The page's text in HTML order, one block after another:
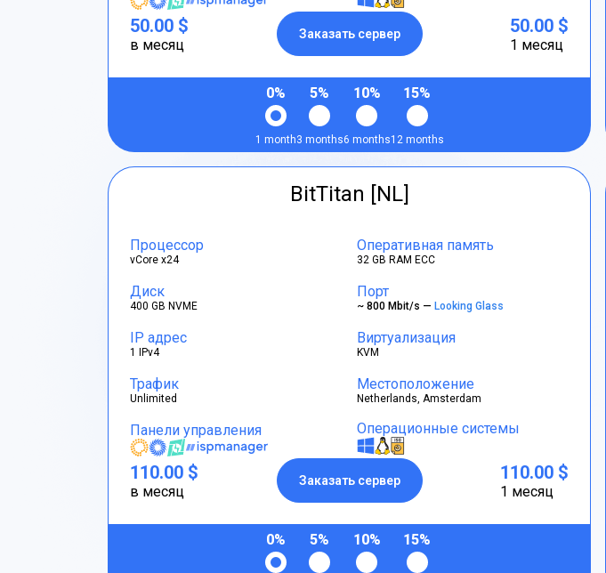
50.00 $
в месяц
Заказать сервер 50.00 $
1 месяц
0%
1 month
5%
3 months
10%
6 months
15%
12 months
BitTitan [NL]
Процессор
vCore x24
Оперативная память
32 GB RAM ECC
Диск
400 GB NVME
Порт
~ 800 Mbit/s — Looking Glass
IP адрес
1 IPv4
Виртуализация
KVM
Трафик
Unlimited
Местоположение
Netherlands, Amsterdam
Панели управления Операционные системы
110.00 $
в месяц
Заказать сервер 110.00 $
1 месяц
0% 5% 10% 15%